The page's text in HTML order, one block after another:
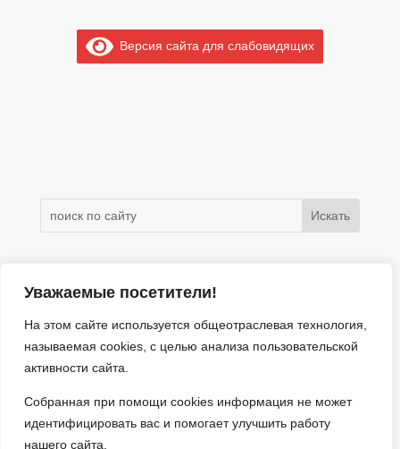
Уважаемые посетители!
На этом сайте используется общеотраслевая технология,
называемая cookies , с целью анализа пользовательской
активности сайта.
Собранная при помощи cookies информация не может
идентифицировать вас и помогает улучшить работу
нашего сайта.
Версия сайта для слабовидящих
г. Москва, ул. Красноярская, дом 5/36
8 (495) 122-23-60
e-mail: vmo.golyanovo@mail.ru
Сетевое издание Муниципальный округ Гольяново в
городе Москве 0+
Об использовании информации сайта.